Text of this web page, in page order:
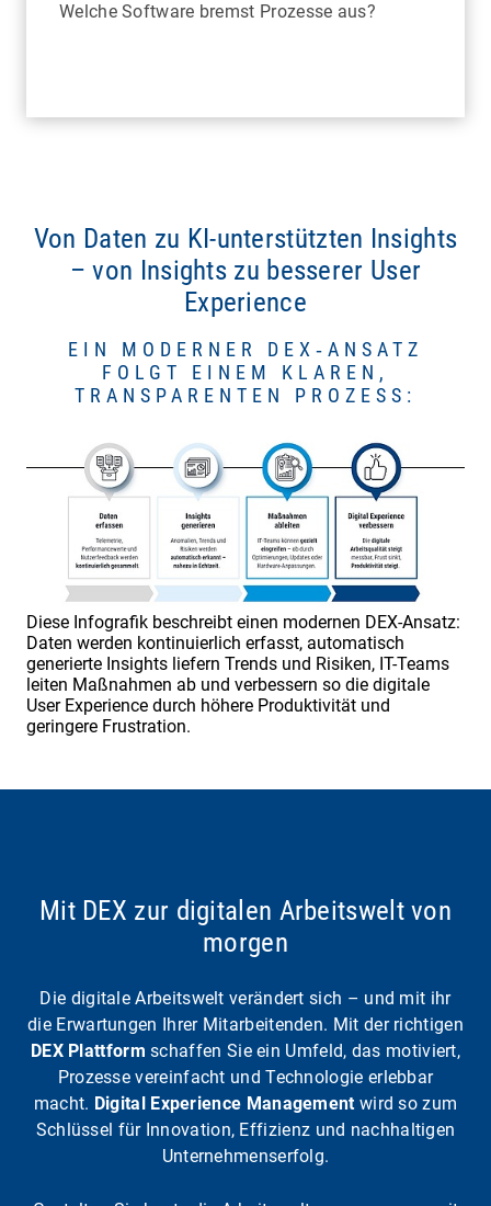
Welche Software bremst Prozesse aus?
Von Daten zu KI-unterstützten Insights
– von Insights zu besserer User
Experience
EIN MODERNER DEX‑ANSATZ
FOLGT EINEM KLAREN,
TRANSPARENTEN PROZESS:
Diese Infografik beschreibt einen modernen DEX-Ansatz:
Daten werden kontinuierlich erfasst, automatisch
generierte Insights liefern Trends und Risiken, IT-Teams
leiten Maßnahmen ab und verbessern so die digitale
User Experience durch höhere Produktivität und
geringere Frustration.
Mit DEX zur digitalen Arbeitswelt von
morgen
Die digitale Arbeitswelt verändert sich – und mit ihr
die Erwartungen Ihrer Mitarbeitenden. Mit der richtigen
DEX Plattform schaffen Sie ein Umfeld, das motiviert,
Prozesse vereinfacht und Technologie erlebbar
macht. Digital Experience Managementwird so zum
Schlüssel für Innovation, Effizienz und nachhaltigen
Unternehmenserfolg.